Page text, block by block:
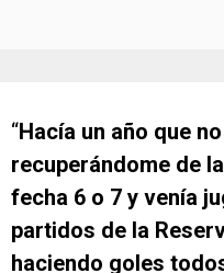
“Hacía un año que
recuperándome de
fecha 6 o 7 y venía
partidos de la
haciendo goles